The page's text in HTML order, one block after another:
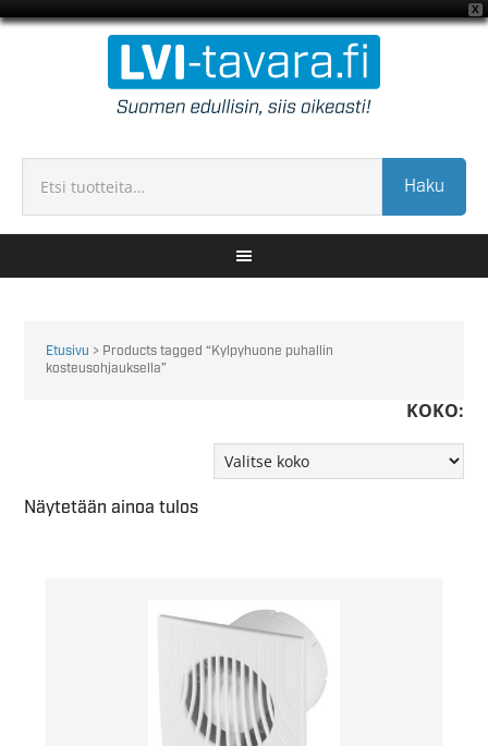
X
Haku
Etusivu > Products tagged “Kylpyhuone puhallin
kosteusohjauksella”
KOKO:
Näytetään ainoa tulos